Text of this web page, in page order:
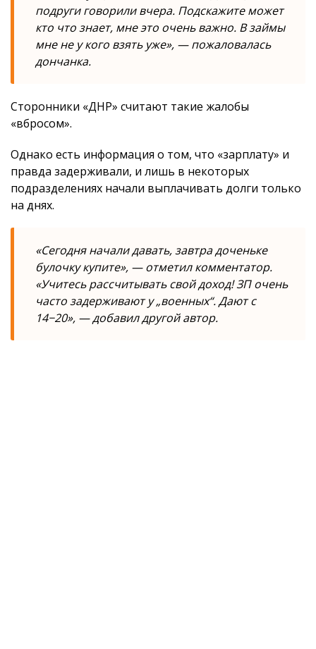
подруги говорили вчера. Подскажите может
кто что знает, мне это очень важно. В займы
мне не у кого взять уже», — пожаловалась
дончанка.
Сторонники «ДНР» считают такие жалобы
«вбросом».
Однако есть информация о том, что «зарплату» и
правда задерживали, и лишь в некоторых
подразделениях начали выплачивать долги только
на днях.
«Сегодня начали давать, завтра доченьке
булочку купите», — отметил комментатор.
«Учитесь рассчитывать свой доход! ЗП очень
часто задерживают у „военных“. Дают с
14−20», — добавил другой автор.